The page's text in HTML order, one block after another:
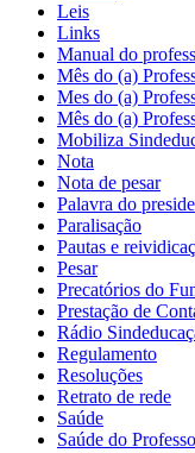
Leis
Links
Manual do
Mês do (a)
Mes do (a)
Mês do (a)
Mobiliza
Nota
Nota de pesar
Palavra do
Paralisação
Pautas e
Pesar
Precatórios do
Prestação de
Rádio
Regulamento
Resoluções
Retrato de rede
Saúde
Saúde do